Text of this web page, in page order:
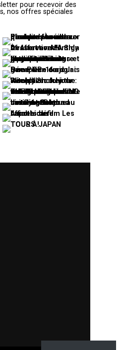
pour recevoir des
nos offres spéciales